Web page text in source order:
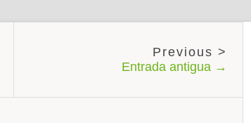
Entrada antigua →